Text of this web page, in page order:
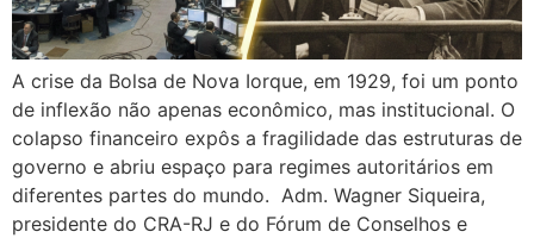
A crise da Bolsa de Nova Iorque, em 1929, foi um ponto
de inflexão não apenas econômico, mas institucional. O
colapso financeiro expôs a fragilidade das estruturas de
governo e abriu espaço para regimes autoritários em
diferentes partes do mundo. Adm. Wagner Siqueira,
presidente do CRA-RJ e do Fórum de Conselhos e